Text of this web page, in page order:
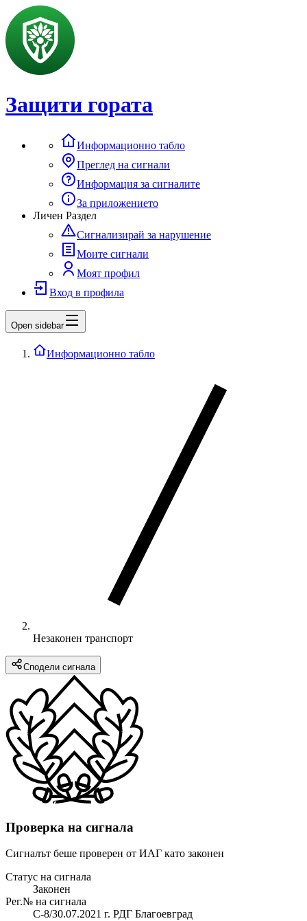
Защити гората
Информационно табло
Преглед на сигнали
Информация за сигналите
За приложението
Личен Раздел
Сигнализирай за нарушение
Моите сигнали
Моят профил
Вход в профила
Open sidebar
Информационно табло
Незаконен транспорт
Сподели сигнала
Проверка на сигнала
Сигналът беше проверен от ИАГ като законен
Статус на сигнала
Законен
Рег.№ на сигнала
С-8/30.07.2021 г. РДГ Благоевград